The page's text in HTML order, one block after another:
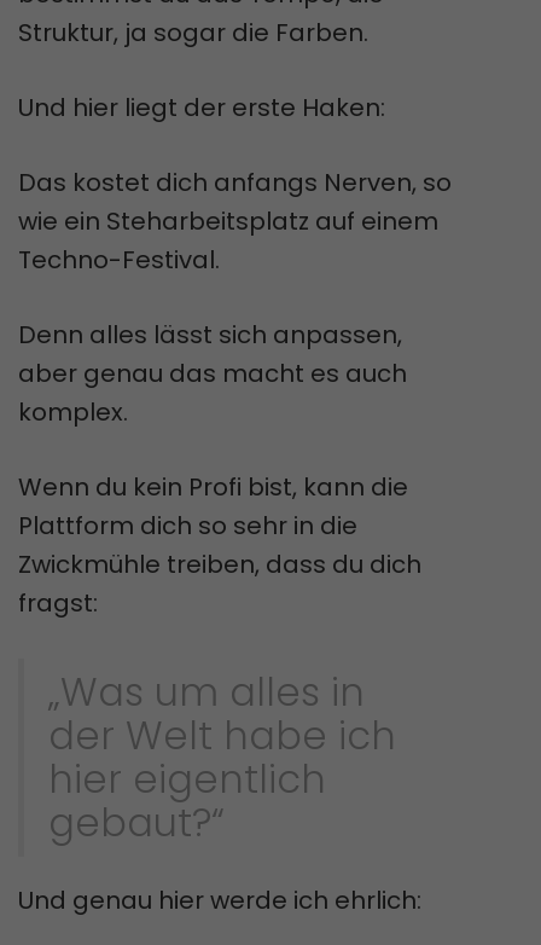
Struktur, ja sogar die Farben.
Und hier liegt der erste Haken:
Das kostet dich anfangs Nerven, so
wie ein Steharbeitsplatz auf einem
Techno-Festival.
Denn alles lässt sich anpassen,
aber genau das macht es auch
komplex.
Wenn du kein Profi bist, kann die
Plattform dich so sehr in die
Zwickmühle treiben, dass du dich
fragst:
„Was um alles in
der Welt habe ich
hier eigentlich
gebaut?“
Und genau hier werde ich ehrlich: